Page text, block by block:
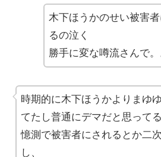
木下ほうかのせい被害
るの泣く
勝手に変な噂流さんで。
時期的に木下ほうかよりまゆ
てたし普通にデマだと思ってる
憶測で被害者にされるとか二
し、